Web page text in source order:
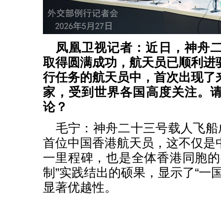
凤凰卫视记者：近日，神舟
取得圆满成功，航天员已顺利进
行任务的航天员中，首次出现了
家，受到世界各国高度关注。
论？
毛宁：神舟二十三号载人飞船
首位中国香港航天员，这不仅是
一里程碑，也是全体香港同胞
制”实践结出的硕果，显示了“一
显著优越性。